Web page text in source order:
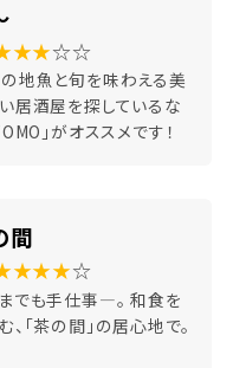
☆☆
地魚と旬を味わえる美
居酒屋を探しているな
」がオススメです！
間
☆
でも手仕事―。 和食を
、「茶の間」の居心地で。